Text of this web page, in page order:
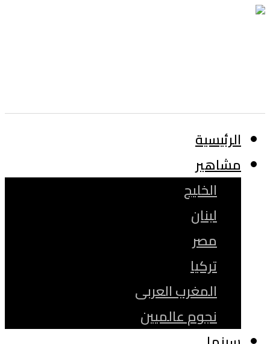
الرئيسية
مشاهير
الخليج
لبنان
مصر
تركيا
المغرب العربى
نجوم عالميين